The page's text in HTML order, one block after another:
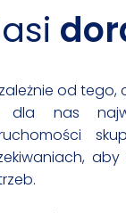
od tego,
nas